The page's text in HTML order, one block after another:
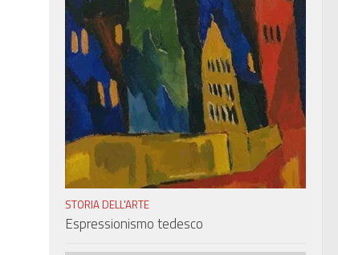
STORIA DELL'ARTE
Espressionismo tedesco